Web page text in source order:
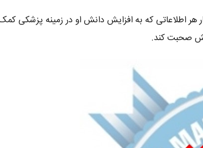
هر اطلاعاتی که به افزایش دانش او در زمینه
صحبت کند.